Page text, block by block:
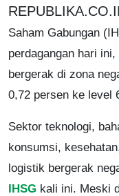
Saham Gabungan
perdagangan hari
bergerak di zona
0,72 persen ke level
Sektor teknologi,
konsumsi,
logistik bergerak
IHSG kali ini. Meski